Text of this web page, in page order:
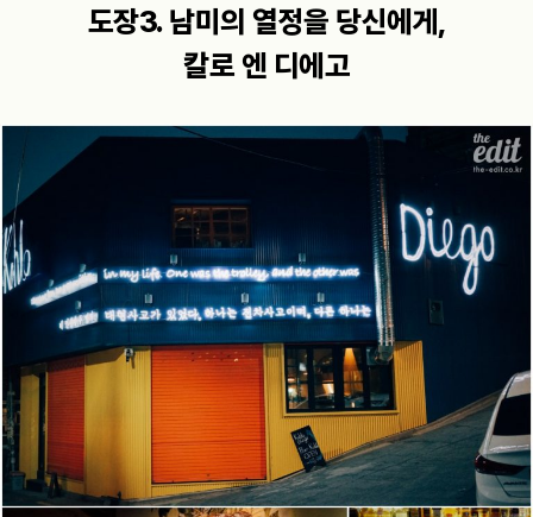
도장3. 남미의 열정을 당신에게,
칼로 엔 디에고